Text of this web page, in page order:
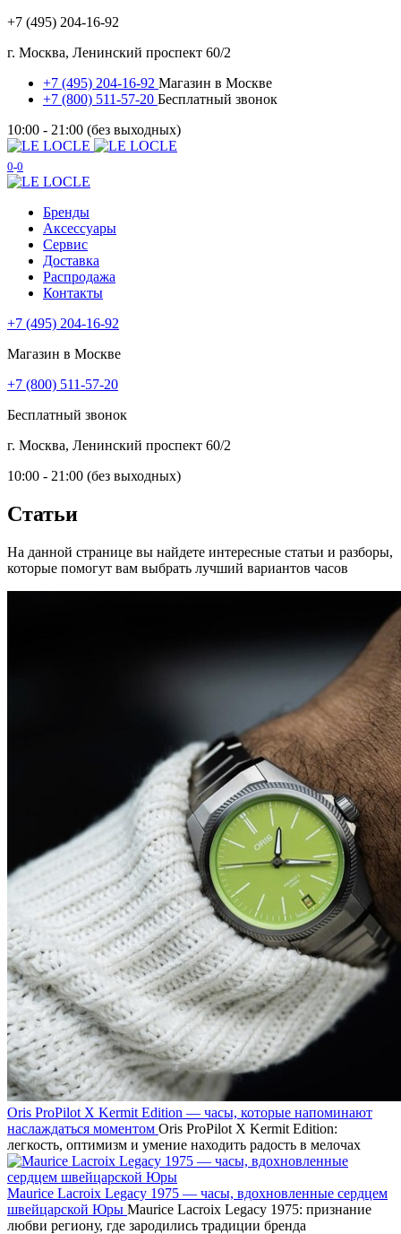
+7 (495) 204-16-92
г. Москва, Ленинский проспект 60/2
+7 (495) 204-16-92 Магазин в Москве
+7 (800) 511-57-20 Бесплатный звонок
10:00 - 21:00 (без выходных)
0 0
Бренды
Аксессуары
Сервис
Доставка
Распродажа
Контакты
+7 (495) 204-16-92
Магазин в Москве
+7 (800) 511-57-20
Бесплатный звонок
г. Москва, Ленинский проспект 60/2
10:00 - 21:00 (без выходных)
Статьи
На данной странице вы найдете интересные статьи и разборы,
которые помогут вам выбрать лучший вариантов часов
Oris ProPilot X Kermit Edition — часы, которые напоминают
наслаждаться моментом Oris ProPilot X Kermit Edition:
легкость, оптимизм и умение находить радость в мелочах
Maurice Lacroix Legacy 1975 — часы, вдохновленные сердцем
швейцарской Юры Maurice Lacroix Legacy 1975: признание
любви региону, где зародились традиции бренда